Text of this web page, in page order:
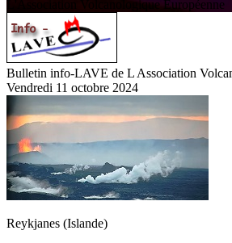
ssociation V olcanologiqueEuropéenne
Bulletin info-LAVE de L Association
Vendredi 11 octobre 2024
Reykjanes (Islande)